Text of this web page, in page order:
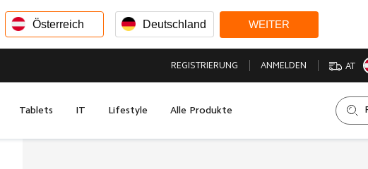
Österreich Deutschland WEITER
REGISTRIERUNG ANMELDEN AT
Tablets IT Lifestyle Alle Produkte